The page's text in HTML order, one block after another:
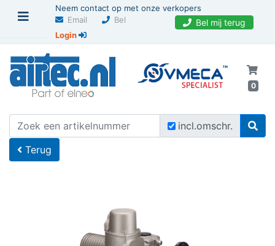
Neem contact op met onze verkopers
Email
Bel Bel mij terug
Login
0
incl.omschr.
U bevindt zich hier Home
Terug